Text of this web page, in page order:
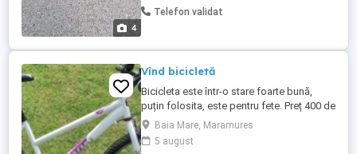
4
Telefon validat
Vînd bicicletă
Bicicleta este într-o stare foarte bună,
puțin folosita, este pentru fete. Preț 400 de
ron(lei).Baia Mare, Maramures
5 august